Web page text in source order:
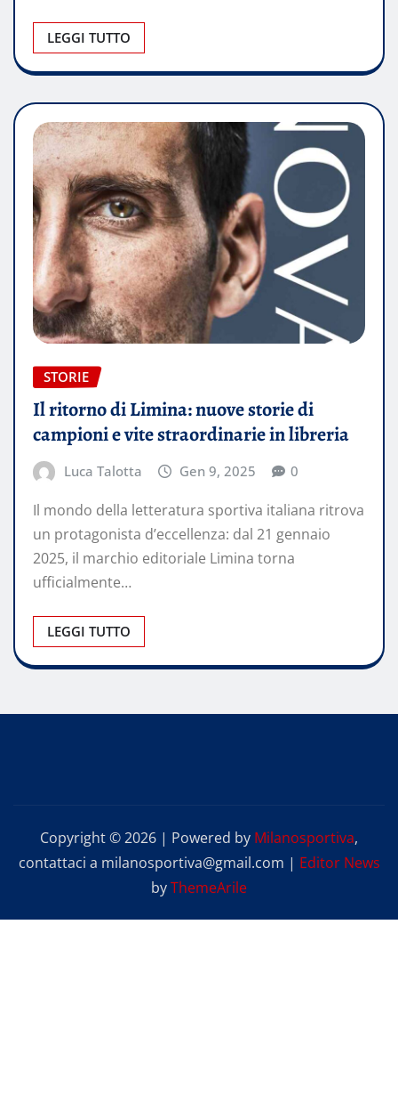
LEGGI TUTTO
STORIE
Il ritorno di Limina: nuove storie di
campioni e vite straordinarie in libreria
Luca Talotta Gen 9, 2025 0
Il mondo della letteratura sportiva italiana ritrova
un protagonista d’eccellenza: dal 21 gennaio
2025, il marchio editoriale Limina torna
ufficialmente…
LEGGI TUTTO
Copyright © 2026 | Powered by Milanosportiva,
contattaci a milanosportiva@gmail.com | Editor News
byThemeArile